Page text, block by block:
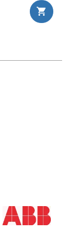
shopping_cart